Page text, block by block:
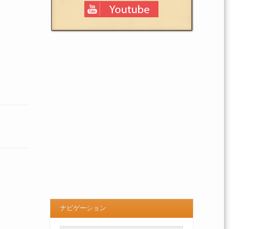
ナビゲーション